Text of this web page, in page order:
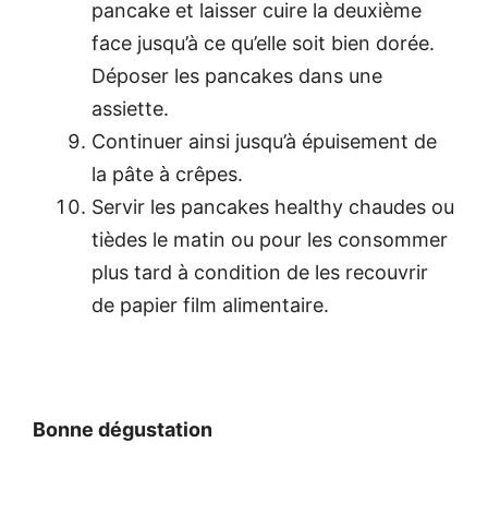
pancake et laisser cuire la deuxième
face jusqu’à ce qu’elle soit bien dorée.
Déposer les pancakes dans une
assiette.
Continuer ainsi jusqu’à épuisement de
la pâte à crêpes.
Servir les pancakes healthy chaudes ou
tièdes le matin ou pour les consommer
plus tard à condition de les recouvrir
de papier film alimentaire.
Bonne dégustation